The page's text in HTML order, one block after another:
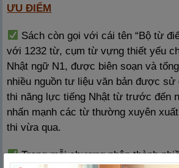
ƯU ĐIỂM
Sách còn gọi với cái tên “Bộ từ
với 1232 từ, cụm từ vựng thiết yếu
Nhật ngữ N1, được biên soạn và
nhiều nguồn tư liệu văn bản được sử
thi năng lực tiếng Nhật từ trước đến
nhấn mạnh các từ thường xuyên
thi vừa qua.
Trong mỗi chương phân thành